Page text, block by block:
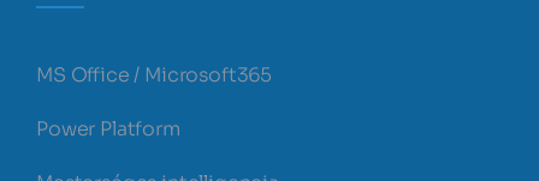
MS Office / Microsoft365
Power Platform